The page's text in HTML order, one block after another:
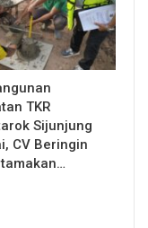
TKR
Sijunjung
CV Beringin